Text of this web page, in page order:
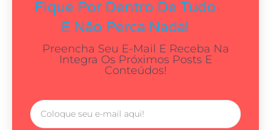
Fique Por Dentro De Tudo
E Não Perca Nada!
Preencha Seu E-Mail E Receba Na
Integra Os Próximos Posts E
Conteúdos!